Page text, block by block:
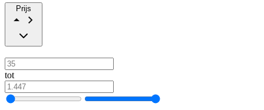
Prijs
tot